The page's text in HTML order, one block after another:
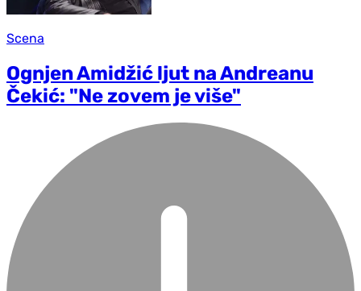
Scena
Ognjen Amidžić ljut na Andreanu
Čekić: "Ne zovem je više"